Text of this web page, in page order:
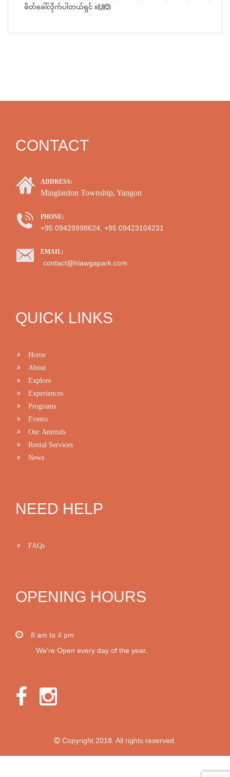
ဖိတ်ခေါ်လိုက်ပါတယ်ရှင် ။🙌🙆
CONTACT
ADDRESS:
Minglardon Township, Yangon
PHONE:
+95 09429998624, +95 09423104231
EMAIL:
contact@hlawgapark.com
QUICK LINKS
Home
About
Explore
Experiences
Programs
Events
Our Animals
Rental Services
News
NEED HELP
FAQs
OPENING HOURS
8 am to 4 pm
We're Open every day of the year.
Copyright 2018. All rights reserved.